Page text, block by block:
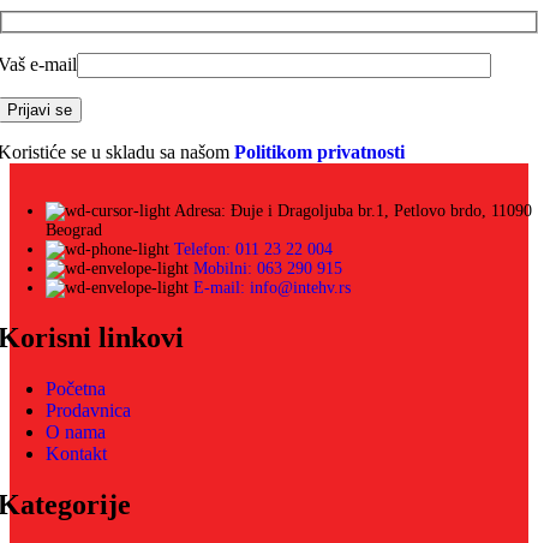
e-mail
se u skladu sa našom Politikom privatnosti
Adresa: Đuje i Dragoljuba br.1, Petlovo brdo, 11090
Beograd
Telefon: 011 23 22 004
Mobilni: 063 290 915
E-mail: info@intehv.rs
linkovi
Početna
Prodavnica
O nama
Kontakt